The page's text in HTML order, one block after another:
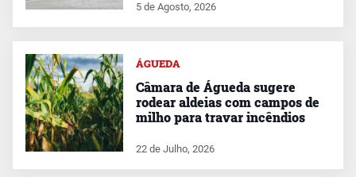
5 de Agosto, 2026
ÁGUEDA
Câmara de Águeda sugere
rodear aldeias com campos de
milho para travar incêndios
22 de Julho, 2026